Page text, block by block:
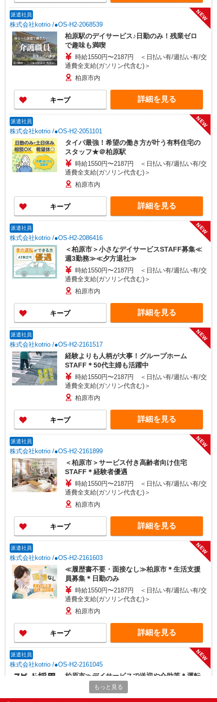
派遣社員
株式会社kotrio /●OS-H2-2068539
NEW
柏原駅のデイサービス♪日勤のみ！残業ゼロ
で趣味も満喫
時給1550円〜2187円 ＜日払い有/週払い有/交
通費全支給(ガソリン代含む)＞
柏原市内
キープ 詳細を見る
派遣社員
株式会社kotrio /●OS-H2-2051101
NEW
タイパ最強！希望の働き方が叶う有料住宅の
スタッフ★＠柏原駅
時給1550円〜2187円 ＜日払い有/週払い有/交
通費全支給(ガソリン代含む)＞
柏原市内
キープ 詳細を見る
派遣社員
株式会社kotrio /●OS-H2-2086416
NEW
＜柏原市＞小さなデイサービスSTAFF募集≪
週3勤務≫≪夕方退社≫
時給1550円〜2187円 ＜日払い有/週払い有/交
通費全支給(ガソリン代含む)＞
柏原市内
キープ 詳細を見る
派遣社員
株式会社kotrio /●OS-H2-2161517
NEW
経験よりも人柄が大事！グループホーム
STAFF＊50代主婦も活躍中
時給1550円〜2187円 ＜日払い有/週払い有/交
通費全支給(ガソリン代含む)＞
柏原市内
キープ 詳細を見る
派遣社員
株式会社kotrio /●OS-H2-2161899
NEW
＜柏原市＞サービス付き高齢者向け住宅
STAFF＊経験者優遇
時給1550円〜2187円 ＜日払い有/週払い有/交
通費全支給(ガソリン代含む)＞
柏原市内
キープ 詳細を見る
派遣社員
株式会社kotrio /●OS-H2-2161603
NEW
≪履歴書不要・面接なし≫柏原市＊生活支援
員募集＊日勤のみ
時給1550円〜2187円 ＜日払い有/週払い有/交
通費全支給(ガソリン代含む)＞
柏原市内
キープ 詳細を見る
派遣社員
株式会社kotrio /●OS-H2-2161045
NEW
柏原市≫デイサービスで送迎や介助等＊運転
が好きな方歓迎
時給1550円〜2187円 ＜日払い有/週払い有/交
もっと見る